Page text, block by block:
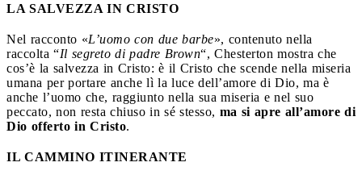
LA SALVEZZA IN CRISTO
Nel racconto «L’uomo con due barbe», contenuto nella
raccolta “Il segreto di padre Brown“, Chesterton mostra che
cos’è la salvezza in Cristo: è il Cristo che scende nella miseria
umana per portare anche lì la luce dell’amore di Dio, ma è
anche l’uomo che, raggiunto nella sua miseria e nel suo
peccato, non resta chiuso in sé stesso, ma si apre all’amore di
Dio offerto in Cristo.
IL CAMMINO ITINERANTE